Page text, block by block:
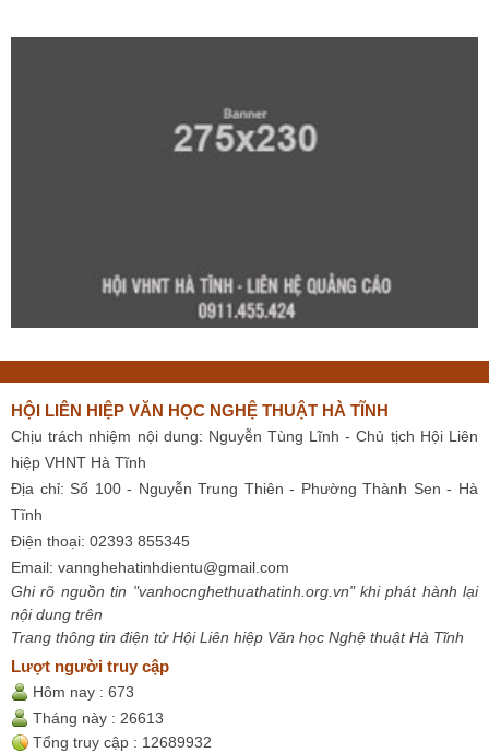
HỘI LIÊN HIỆP VĂN HỌC NGHỆ THUẬT HÀ TĨNH
Chịu trách nhiệm nội dung: Nguyễn Tùng Lĩnh - Chủ tịch Hội Liên
hiệp VHNT Hà Tĩnh
Địa chỉ: Số 100 - Nguyễn Trung Thiên - Phường Thành Sen - Hà
Tĩnh
Điện thoại: 02393 855345
Email: vannghehatinhdientu@gmail.com
Ghi rõ nguồn tin "vanhocnghethuathatinh.org.vn" khi phát hành lại
nội dung trên
Trang thông tin điện tử Hội Liên hiệp Văn học Nghệ thuật Hà Tĩnh
Lượt người truy cập
Hôm nay : 673
Tháng này : 26613
Tổng truy cập : 12689932